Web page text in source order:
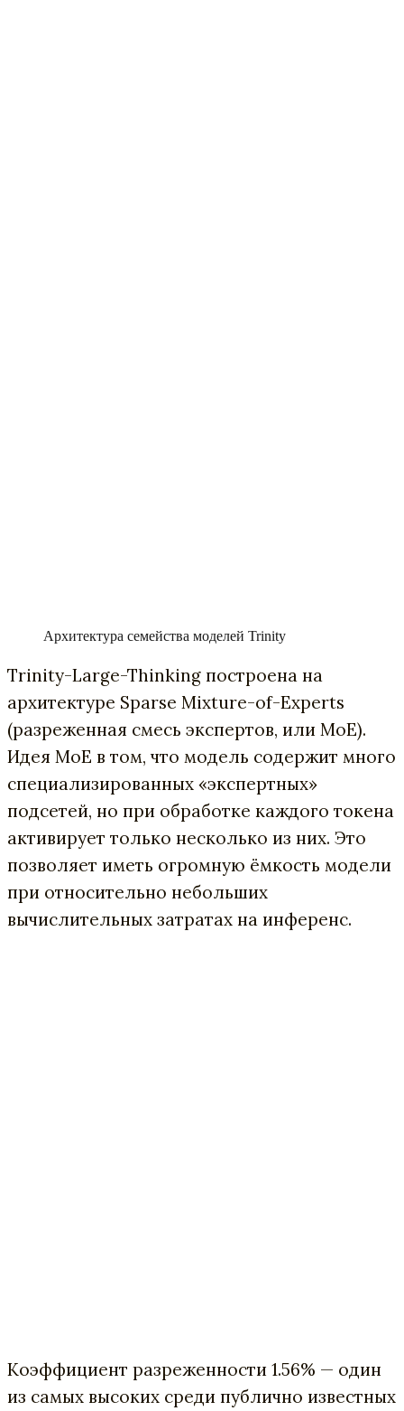
Архитектура семейства моделей Trinity
Trinity-Large-Thinking построена на
архитектуре Sparse Mixture-of-Experts
(разреженная смесь экспертов, или MoE).
Идея MoE в том, что модель содержит много
специализированных «экспертных»
подсетей, но при обработке каждого токена
активирует только несколько из них. Это
позволяет иметь огромную ёмкость модели
при относительно небольших
вычислительных затратах на инференс.
Коэффициент разреженности 1.56% — один
из самых высоких среди публично известных